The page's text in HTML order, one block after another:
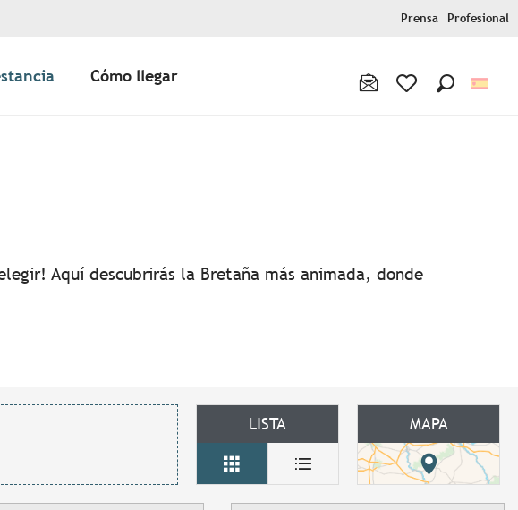
Prensa Profesional
Cómo llegar
favoris
Aquí descubrirás la Bretaña más animada, donde
LISTA MAPA